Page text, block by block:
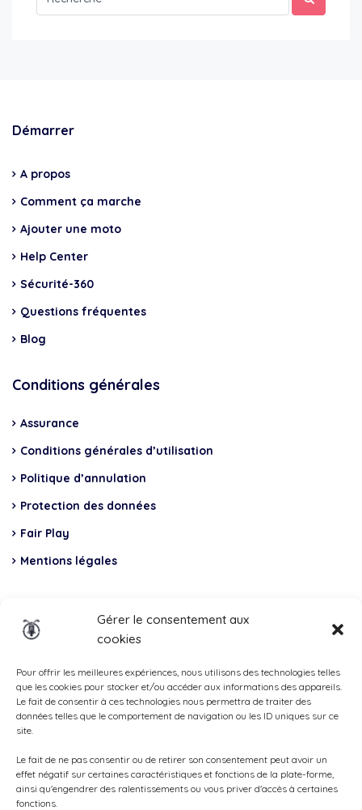
Gérer le consentement aux
cookies
Pour offrir les meilleures expériences, nous utilisons des technologies telles
que les cookies pour stocker et/ou accéder aux informations des appareils.
Le fait de consentir à ces technologies nous permettra de traiter des
données telles que le comportement de navigation ou les ID uniques sur ce
site.
Le fait de ne pas consentir ou de retirer son consentement peut avoir un
effet négatif sur certaines caractéristiques et fonctions de la plate-forme,
ainsi qu'engendrer des ralentissements ou vous priver d'accès à certaines
fonctions.
Démarrer
A propos
Comment ça marche
Ajouter une moto
Help Center
Sécurité-360
Questions fréquentes
Blog
Conditions générales
Assurance
Conditions générales d’utilisation
Politique d’annulation
Protection des données
Fair Play
Mentions légales
Total Casco, Partner
Methods
of
payment